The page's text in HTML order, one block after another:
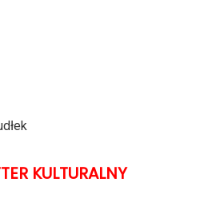
KULTURALNY